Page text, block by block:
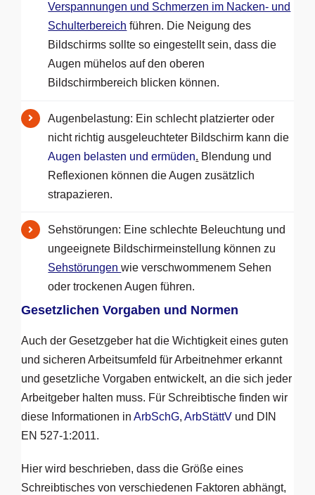
Verspannungen und Schmerzen im Nacken- und
Schulterbereich führen. Die Neigung des
Bildschirms sollte so eingestellt sein, dass die
Augen mühelos auf den oberen
Bildschirmbereich blicken können.
Augenbelastung: Ein schlecht platzierter oder
nicht richtig ausgeleuchteter Bildschirm kann die
Augen belasten und ermüden. Blendung und
Reflexionen können die Augen zusätzlich
strapazieren.
Sehstörungen: Eine schlechte Beleuchtung und
ungeeignete Bildschirmeinstellung können zu
Sehstörungenwie verschwommenem Sehen
oder trockenen Augen führen.
Gesetzlichen Vorgaben und Normen
Auch der Gesetzgeber hat die Wichtigkeit eines guten
und sicheren Arbeitsumfeld für Arbeitnehmer erkannt
und gesetzliche Vorgaben entwickelt, an die sich jeder
Arbeitgeber halten muss. Für Schreibtische finden wir
diese Informationen in ArbSchG, ArbStättV und DIN
EN 527-1:2011.
Hier wird beschrieben, dass die Größe eines
Schreibtisches von verschiedenen Faktoren abhängt,